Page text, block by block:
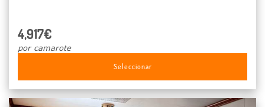
4,917€
por camarote
Seleccionar